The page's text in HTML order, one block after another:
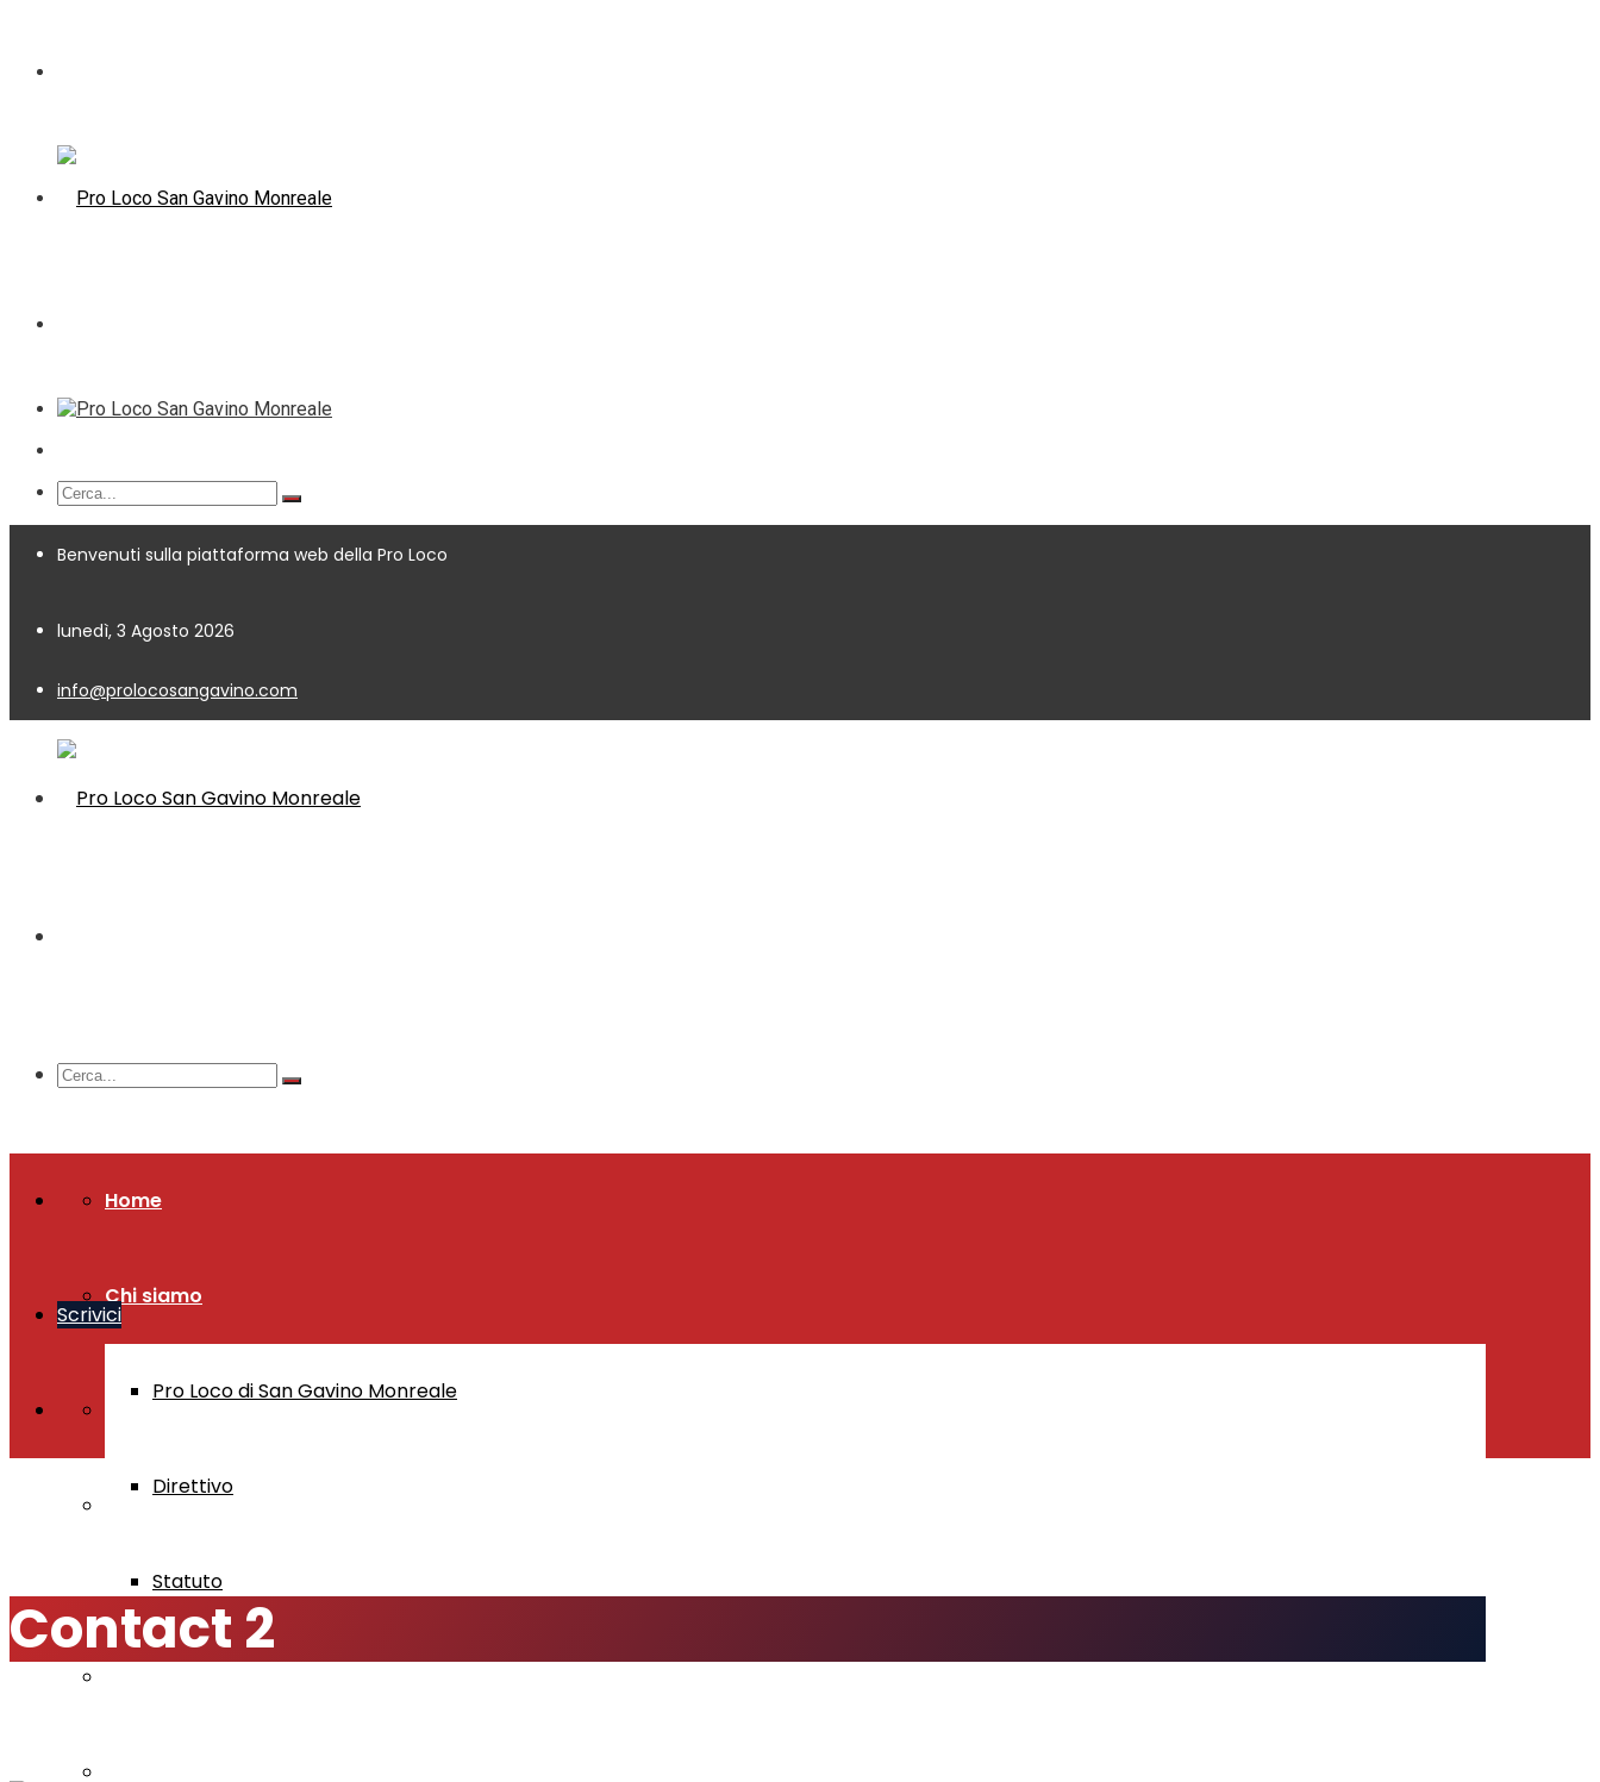
Benvenuti sulla piattaforma web della Pro Loco
lunedì, 3 Agosto 2026
info@prolocosangavino.com
Home
Chi siamo
Pro Loco di San Gavino Monreale
Direttivo
Statuto
Scrivici
Contact 2